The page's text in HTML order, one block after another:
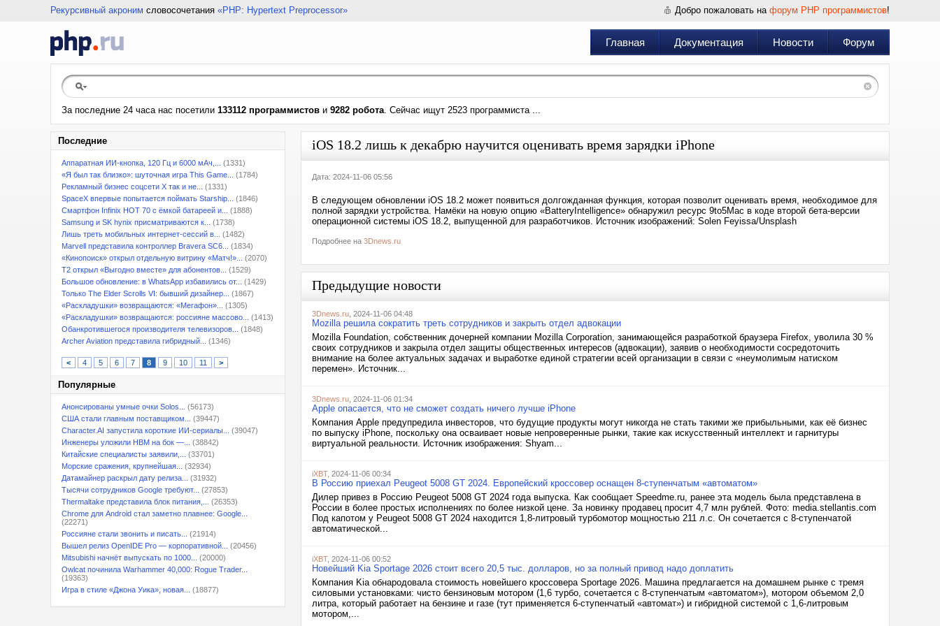
Рекурсивный акроним словосочетания «PHP: Hypertext Preprocessor» Добро пожаловать на форум PHP программистов!
Главная Документация Новости Форум
За последние 24 часа нас посетили 133112 программистов и 9282 робота. Сейчас ищут 2523 программиста ...
Последние
Аппаратная ИИ-кнопка, 120 Гц и 6000 мАч,...
(1331)
«Я был так близко»: шуточная игра This Game...
(1784)
Рекламный бизнес соцсети X так и не...
(1331)
SpaceX впервые попытается поймать Starship...
(1846)
Смартфон Infinix HOT 70 с ёмкой батареей и...
(1888)
Samsung и SK hynix присматриваются к...
(1738)
Лишь треть мобильных интернет-сессий в...
(1482)
Marvell представила контроллер Bravera SC6...
(1834)
«Кинопоиск» открыл отдельную витрину «Матч!»...
(2070)
T2 открыл «Выгодно вместе» для абонентов...
(1529)
Большое обновление: в WhatsApp избавились от...
(1429)
Только The Elder Scrolls VI: бывший дизайнер...
(1867)
«Раскладушки» возвращаются: «Мегафон»...
(1305)
«Раскладушки» возвращаются: россияне массово...
(1413)
Обанкротившегося производителя телевизоров...
(1848)
Archer Aviation представила гибридный...
(1346)
< 4 5 6 7 8 9 10 11 >
Популярные
Анонсированы умные очки Solos...
(56173)
США стали главным поставщиком...
(39447)
Character.AI запустила короткие ИИ-сериалы...
(39047)
Инженеры уложили HBM на бок —...
(38842)
Китайские специалисты заявили,...
(33701)
Морские сражения, крупнейшая...
(32934)
Датамайнер раскрыл дату релиза...
(31932)
Тысячи сотрудников Google требуют...
(27853)
Thermaltake представила блок питания,...
(26353)
Chrome для Android стал заметно плавнее: Google...
(22271)
Россияне стали звонить и писать...
(21914)
Вышел релиз OpenIDE Pro — корпоративной...
(20456)
Mitsubishi начнёт выпускать по 1000...
(20000)
Owlcat починила Warhammer 40,000: Rogue Trader...
(19363)
Игра в стиле «Джона Уика», новая...
(18877)
iOS 18.2 лишь к декабрю научится оценивать время зарядки iPhone
Дата: 2024-11-06 05:56
В следующем обновлении iOS 18.2 может появиться долгожданная функция, которая позволит оценивать время, необходимое для
полной зарядки устройства. Намёки на новую опцию «BatteryIntelligence» обнаружил ресурс 9to5Mac в коде второй бета-версии
операционной системы iOS 18.2, выпущенной для разработчиков. Источник изображений: Solen Feyissa/Unsplash
Подробнее на 3Dnews.ru
Предыдущие новости
3Dnews.ru , 2024-11-06 04:48
Mozilla решила сократить треть сотрудников и закрыть отдел адвокации
Mozilla Foundation, собственник дочерней компании Mozilla Corporation, занимающейся разработкой браузера Firefox, уволила 30 %
своих сотрудников и закрыла отдел защиты общественных интересов (адвокации), заявив о необходимости сосредоточить
внимание на более актуальных задачах и выработке единой стратегии всей организации в связи с «неумолимым натиском
перемен». Источник...
3Dnews.ru , 2024-11-06 01:34
Apple опасается, что не сможет создать ничего лучше iPhone
Компания Apple предупредила инвесторов, что будущие продукты могут никогда не стать такими же прибыльными, как её бизнес
по выпуску iPhone, поскольку она осваивает новые непроверенные рынки, такие как искусственный интеллект и гарнитуры
виртуальной реальности. Источник изображения: Shyam...
iXBT, 2024-11-06 00:34
В Россию приехал Peugeot 5008 GT 2024. Европейский кроссовер оснащен 8-ступенчатым «автоматом»
Дилер привез в Россию Peugeot 5008 GT 2024 года выпуска. Как сообщает Speedme.ru, ранее эта модель была представлена в
России в более простых исполнениях по более низкой цене. За новинку продавец просит 4,7 млн рублей. Фото: media.stellantis.com
Под капотом у Peugeot 5008 GT 2024 находится 1,8-литровый турбомотор мощностью 211 л.с. Он сочетается с 8-ступенчатой
автоматической...
iXBT, 2024-11-06 00:52
Новейший Kia Sportage 2026 стоит всего 20,5 тыс. долларов, но за полный привод надо доплатить
Компания Kia обнародовала стоимость новейшего кроссовера Sportage 2026. Машина предлагается на домашнем рынке с тремя
силовыми установками: чисто бензиновым мотором (1,6 турбо, сочетается с 8-ступенчатым «автоматом»), мотором объемом 2,0
литра, который работает на бензине и газе (тут применяется 6-ступенчатый «автомат») и гибридной системой с 1,6-литровым
мотором,...